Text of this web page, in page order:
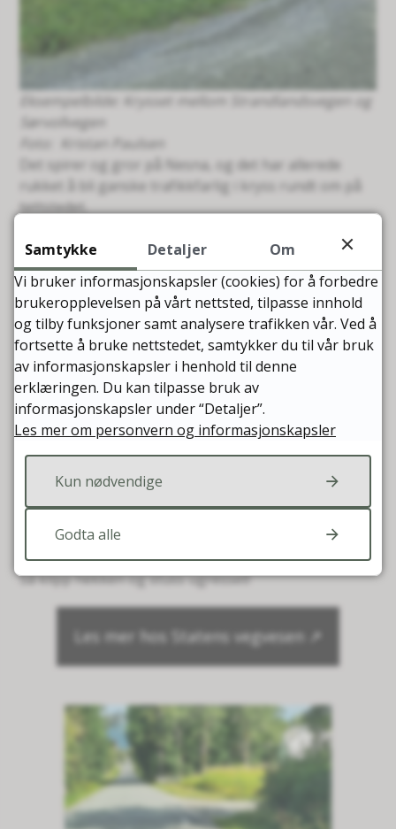
Eksempelbilde: Krysset mellom Strandlandsvegen og
Sørvollvegen
Kristan Paulsen
Det spirer og gror på Nesna, og det har allerede
rukket å bli ganske trafikkfarlig i kryss rundt om på
tettstedet.
Det er ditt ansvar å sørge for at gjerder og
beplantning er så lav at alle kan gå, sykle og kjøre
trygt forbi eiendommen din.
Lovpålagt fri sikt
Å sørge for fri sikt er nedfelt iVegloven
som bor ved veien som har ansvar for for å klippe
hekk og busker på din eiendom.
Når du står fire meter inn i avkjørselen din skal du ha
minst 20 meter fri sikt i hver retning langs gang- og
Så klipp hekken og stuss ugresset!
Les mer hos Statens vegvesen
Samtykke Detaljer
Om
Vi bruker informasjonskapsler (cookies) for å forbedre
brukeropplevelsen på vårt nettsted, tilpasse innhold
og tilby funksjoner samt analysere trafikken vår. Ved å
fortsette å bruke nettstedet, samtykker du til vår bruk
av informasjonskapsler i henhold til denne
erklæringen. Du kan tilpasse bruk av
informasjonskapsler under “Detaljer”.
Les mer om personvern og informasjonskapsler
Kun nødvendige
Godta alle